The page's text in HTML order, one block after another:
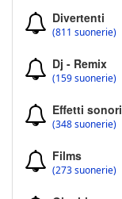
Divertenti
(811 suonerie)
Dj - Remix
(159 suonerie)
Effetti sonori
(348 suonerie)
Films
(273 suonerie)